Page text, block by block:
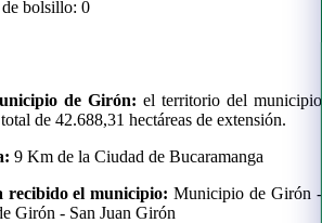
bolsillo: 0
de Girón: el territorio del municipio
de 42.688,31 hectáreas de extensión.​​
9 Km de la Ciudad de Bucaramanga
recibido el municipio: Municipio de Girón -
Girón - San Juan Girón